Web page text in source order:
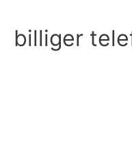
Inhalt
springen
billiger